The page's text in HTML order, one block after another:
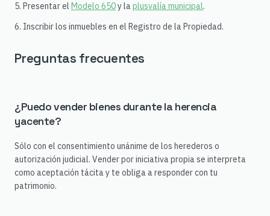
Presentar el Modelo 650y laplusvalía municipal.
Inscribir los inmuebles en el Registro de la Propiedad.
Preguntas frecuentes
¿Puedo vender bienes durante la herencia
yacente?
Sólo con el consentimiento unánime de los herederos o
autorización judicial. Vender por iniciativa propia se interpreta
como aceptación tácita y te obliga a responder con tu
patrimonio.